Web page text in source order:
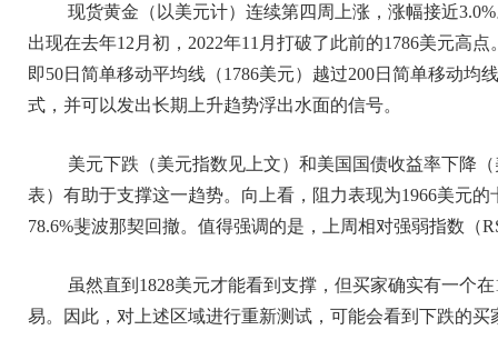
现货黄金（以美元计）连续第四周上涨，涨幅接近
出现在去年12月初，2022年11月打破了此前的1786美元高
即50日简单移动平均线（1786美元）越过200日简单移动均
式，并可以发出长期上升趋势浮出水面的信号。
美元下跌（美元指数见上文）和美国国债收益率下降
表）有助于支撑这一趋势。向上看，阻力表现为1966美元的
78.6%斐波那契回撤。值得强调的是，上周相对强弱指数（
虽然直到1828美元才能看到支撑，但买家确实有一个
易。因此，对上述区域进行重新测试，可能会看到下跌的